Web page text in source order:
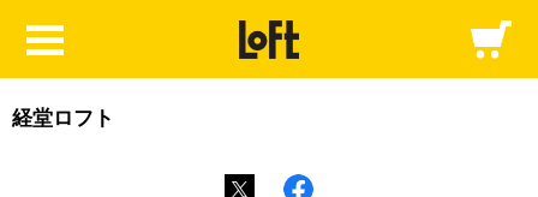
経堂ロフト